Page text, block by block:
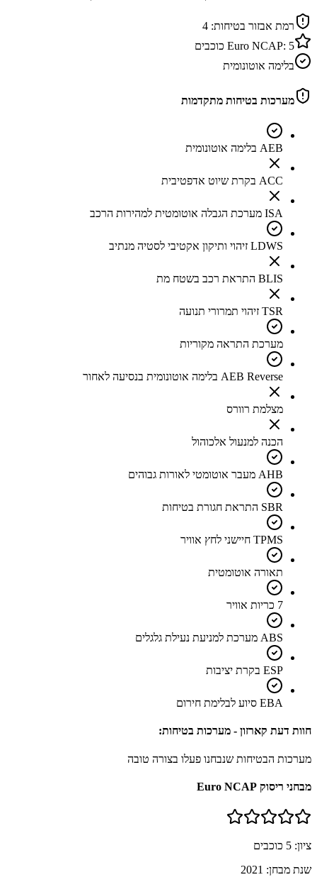
רמת אבזור בטיחות: 4
Euro NCAP: 5
כוכבים
בלימה אוטונומית
מערכות בטיחות מתקדמות
AEB בלימה אוטונומית
ACC בקרת שיוט אדפטיבית
ISA מערכת הגבלה אוטומטית למהירות הרכב
LDWS זיהוי ותיקון אקטיבי לסטיה מנתיב
BLIS התראת רכב בשטח מת
TSR זיהוי תמרורי תנועה
מערכת התראה מקוריות
AEB Reverse בלימה אוטונומית בנסיעה לאחור
מצלמת רוורס
הכנה למנעול אלכוהול
AHB מעבר אוטומטי לאורות גבוהים
SBR התראת חגורת בטיחות
TPMS חיישני לחץ אוויר
תאורה אוטומטית
7 כריות אוויר
ABS מערכת למניעת נעילת גלגלים
ESP בקרת יציבות
EBA סיוע לבלימת חירום
חוות דעת קארזון - מערכות בטיחות:
מערכות הבטיחות שנבחנו פעלו בצורה טובה
מבחני ריסוק Euro NCAP
ציון: 5 כוכבים
שנת מבחן: 2021